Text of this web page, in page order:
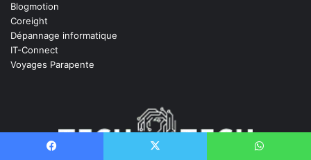
Blogmotion
Coreight
Dépannage informatique
IT-Connect
Voyages Parapente